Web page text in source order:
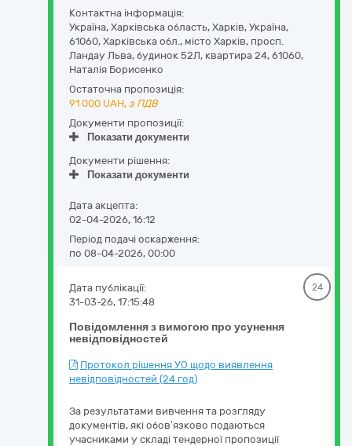
Контактна інформація:
Україна, Харківська область, Харків, Україна,
61060, Харківська обл., місто Харків, просп.
Ландау Льва, будинок 52Л, квартира 24, 61060,
Наталія Борисенко
Остаточна пропозиція:
91 000 UAH, з ПДВ
Документи пропозиції:
Показати документи
Документи рішення:
Показати документи
Дата акцепта:
02-04-2026, 16:12
Період подачі оскарження:
по 08-04-2026, 00:00
Повідомлення з вимогою про усунення
невідповідностей
Дата публікації:
31-03-26, 17:15:48
24
Протокол рішення УО щодо виявлення
невідповідностей (24 год)
За результатами вивчення та розгляду
документів, які обов’язково подаються
учасниками у складі тендерної пропозиції